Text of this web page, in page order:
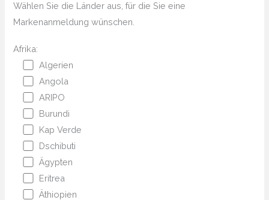
Wählen Sie die Länder aus, für die Sie eine
Markenanmeldung wünschen.
Afrika:
Algerien
Angola
ARIPO
Burundi
Kap Verde
Dschibuti
Ägypten
Eritrea
Äthiopien